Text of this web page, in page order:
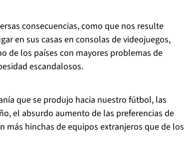
consecuencias, como que nos resulte
en sus casas en consolas de videojuegos,
de los países con mayores problemas de
escandalosos.
que se produjo hacia nuestro fútbol, las
el absurdo aumento de las preferencias de
más hinchas de equipos extranjeros que de los